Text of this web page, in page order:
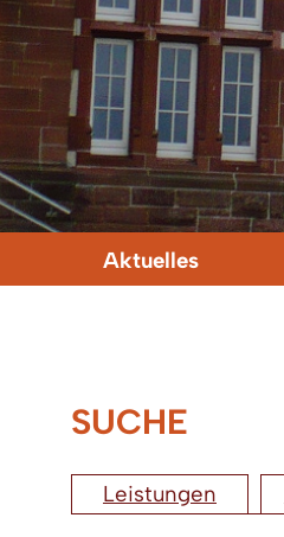
Aktuelles
SUCHE
Leistungen